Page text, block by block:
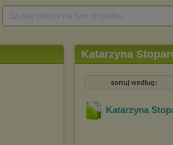
Katarzyna
sortuj według:
Katarzyna